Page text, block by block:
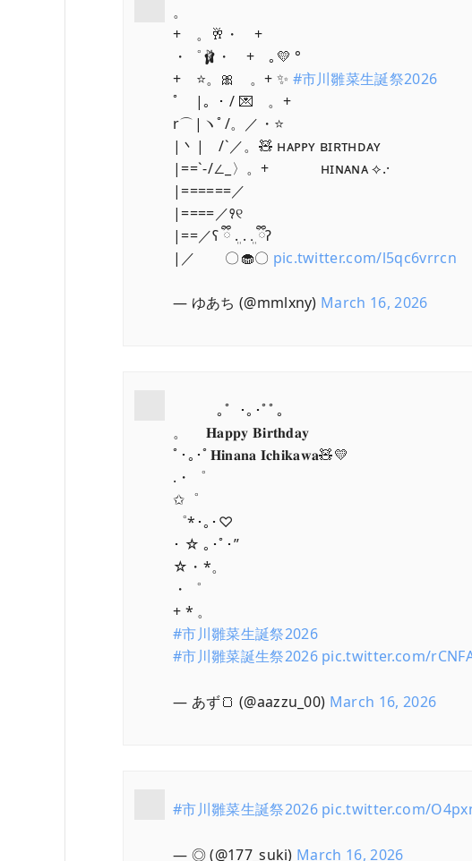
。
+ 。🥂・ +
・゜🩰・ + ｡💛 °
+ ⭐。🎀 。+ ✨ #市川雛菜生誕祭2026
ﾟ |。･ / 💌 。+
r⌒|ヽﾟ/。／・⭐
|丶| /`／。🧸 ʜᴀᴘᴘʏ ʙɪʀᴛʜᴅᴀʏ
|==`-/∠_〉。+ ʜɪɴᴀɴᴀ ⟡.·
|======／
|====／꣑୧
|==／ʕ ྀི ܸ. . .ܸ ྀིʔ
|／ 〇🧁〇 pic.twitter.com/l5qc6vrrcn
— ゆあち (@mmlxny) March 16, 2026
⠀ ｡゜･｡･ﾟﾟ。
。 𝐇𝐚𝐩𝐩𝐲 𝐁𝐢𝐫𝐭𝐡𝐝𝐚𝐲
ﾟ･｡･ﾟ𝐇𝐢𝐧𝐚𝐧𝐚 𝐈𝐜𝐡𝐢𝐤𝐚𝐰𝐚🧸💛
.・゜
✩゜
゜*･｡･♡
･ ☆ ｡･ﾟ･”
☆・*。
・゜
+ * 。
#市川雛菜生誕祭2026
#市川雛菜誕生祭2026 pic.twitter.com/
— あず🍞 (@aazzu_00) March 16, 2026
#市川雛菜生誕祭2026 pic.twitter.com/
— ◎ (@177_suki) March 16, 2026